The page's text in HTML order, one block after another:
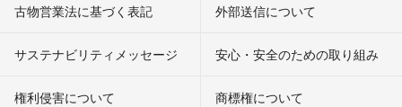
古物営業法に基づく表記 外部送信について
サステナビリティメッセージ 安心・安全のための取り組み
権利侵害について
商標権について